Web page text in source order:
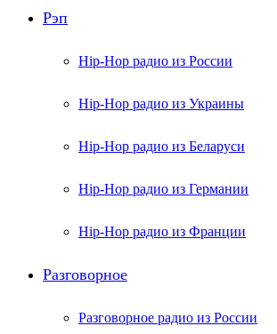
Рэп
Hip-Hop радио из России
Hip-Hop радио из Украины
Hip-Hop радио из Беларуси
Hip-Hop радио из Германии
Hip-Hop радио из Франции
Разговорное
Разговорное радио из России